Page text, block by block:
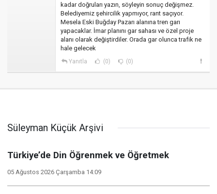
kadar doğruları yazın, söyleyin sonuç değişmez.
Belediyemiz şehircilik yapmıyor, rant saçıyor.
Mesela Eski Buğday Pazarı alanına tren garı
yapacaklar. İmar planını gar sahası ve özel proje
alanı olarak değiştirdiler. Orada gar olunca trafik ne
hale gelecek
Yanıtla (0) (0)
Süleyman Küçük Arşivi
Türkiye’de Din Öğrenmek ve Öğretmek
05 Ağustos 2026 Çarşamba 14:09